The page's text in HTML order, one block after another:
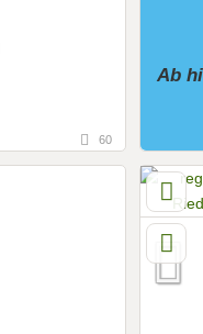
60
Ab